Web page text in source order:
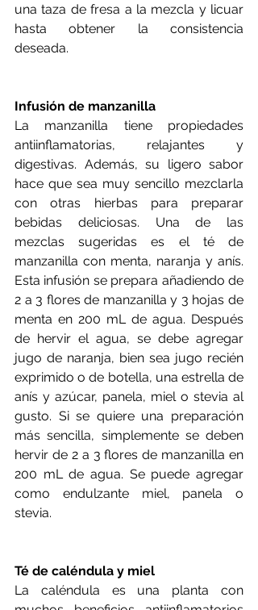
una taza de fresa a la mezcla y licuar
hasta obtener la consistencia
deseada.
Infusión de manzanilla
La manzanilla tiene propiedades
antiinflamatorias, relajantes y
digestivas. Además, su ligero sabor
hace que sea muy sencillo mezclarla
con otras hierbas para preparar
bebidas deliciosas. Una de las
mezclas sugeridas es el té de
manzanilla con menta, naranja y anís.
Esta infusión se prepara añadiendo de
2 a 3 flores de manzanilla y 3 hojas de
menta en 200 mL de agua. Después
de hervir el agua, se debe agregar
jugo de naranja, bien sea jugo recién
exprimido o de botella, una estrella de
anís y azúcar, panela, miel o stevia al
gusto. Si se quiere una preparación
más sencilla, simplemente se deben
hervir de 2 a 3 flores de manzanilla en
200 mL de agua. Se puede agregar
como endulzante miel, panela o
stevia.
Té de caléndula y miel
La caléndula es una planta con